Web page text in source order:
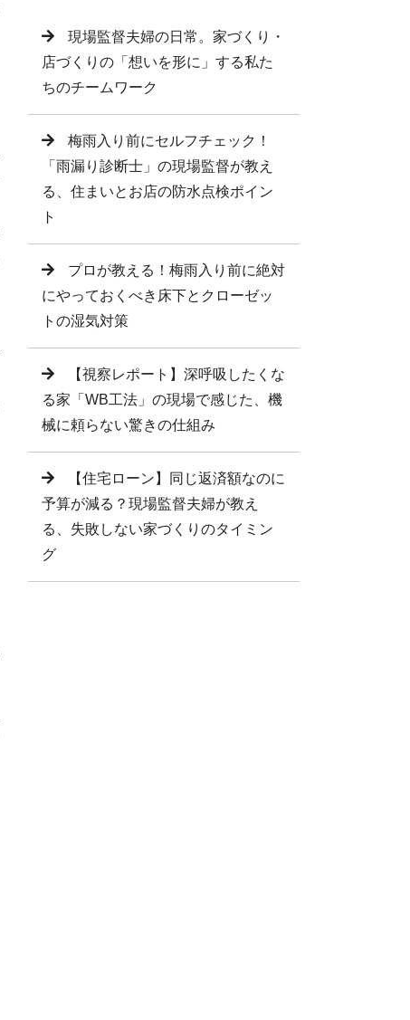
現場監督夫婦の日常。家づくり・
店づくりの「想いを形に」する私た
ちのチームワーク
梅雨入り前にセルフチェック！
「雨漏り診断士」の現場監督が教え
る、住まいとお店の防水点検ポイン
ト
プロが教える！梅雨入り前に絶対
にやっておくべき床下とクローゼッ
トの湿気対策
【視察レポート】深呼吸したくな
る家「WB工法」の現場で感じた、機
械に頼らない驚きの仕組み
【住宅ローン】同じ返済額なのに
予算が減る？現場監督夫婦が教え
る、失敗しない家づくりのタイミン
グ